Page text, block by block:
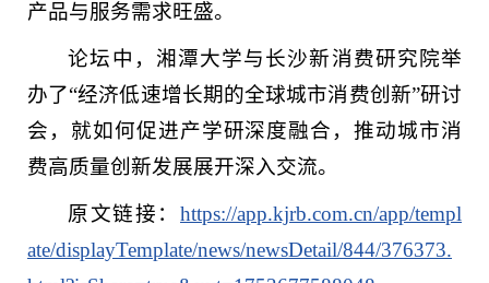
产品与服务需求旺盛。
论坛中，湘潭大学与长沙新消费研究院举
办了“经济低速增长期的全球城市消费创新”研讨
会，就如何促进产学研深度融合，推动城市消
费高质量创新发展展开深入交流。
原文链接： https://app.kjrb.com.cn/app/templ
ate/displayTemplate/news/newsDetail/844/376373.